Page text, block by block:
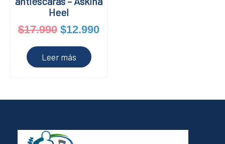
Heel
$17.990 $12.990
Leer más